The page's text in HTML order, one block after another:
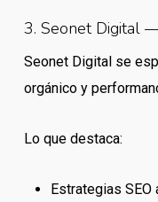
3. Seonet Digital
Seonet Digital se
orgánico y
Lo que destaca:
Estrategias SEO